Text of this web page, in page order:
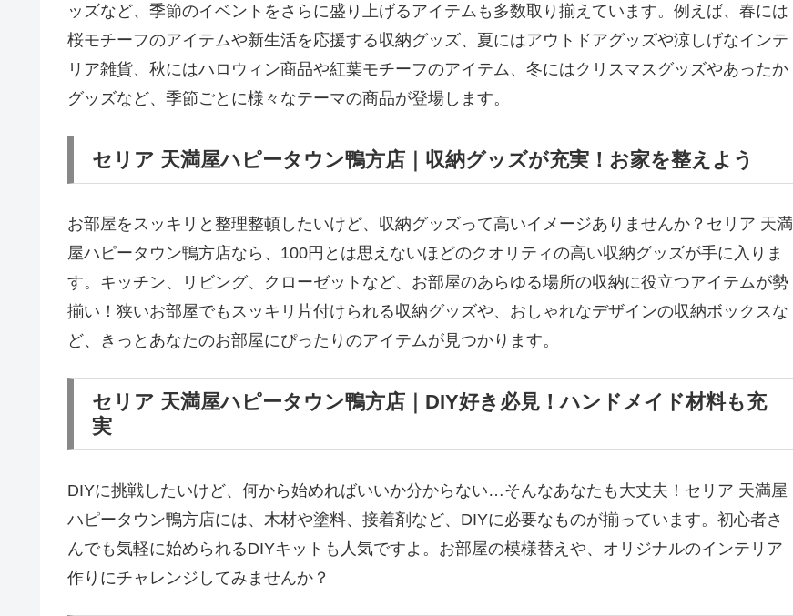
ッズなど、季節のイベントをさらに盛り上げるアイテムも多数取り揃えています。例えば、春には
桜モチーフのアイテムや新生活を応援する収納グッズ、夏にはアウトドアグッズや涼しげなインテ
リア雑貨、秋にはハロウィン商品や紅葉モチーフのアイテム、冬にはクリスマスグッズやあったか
グッズなど、季節ごとに様々なテーマの商品が登場します。
セリア 天満屋ハピータウン鴨方店｜収納グッズが充実！お家を整えよう
お部屋をスッキリと整理整頓したいけど、収納グッズって高いイメージありませんか？セリア 天満
屋ハピータウン鴨方店なら、100円とは思えないほどのクオリティの高い収納グッズが手に入りま
す。キッチン、リビング、クローゼットなど、お部屋のあらゆる場所の収納に役立つアイテムが勢
揃い！狭いお部屋でもスッキリ片付けられる収納グッズや、おしゃれなデザインの収納ボックスな
ど、きっとあなたのお部屋にぴったりのアイテムが見つかります。
セリア 天満屋ハピータウン鴨方店｜DIY好き必見！ハンドメイド材料も充
実
DIYに挑戦したいけど、何から始めればいいか分からない…そんなあなたも大丈夫！セリア 天満屋
ハピータウン鴨方店には、木材や塗料、接着剤など、DIYに必要なものが揃っています。初心者さ
んでも気軽に始められるDIYキットも人気ですよ。お部屋の模様替えや、オリジナルのインテリア
作りにチャレンジしてみませんか？